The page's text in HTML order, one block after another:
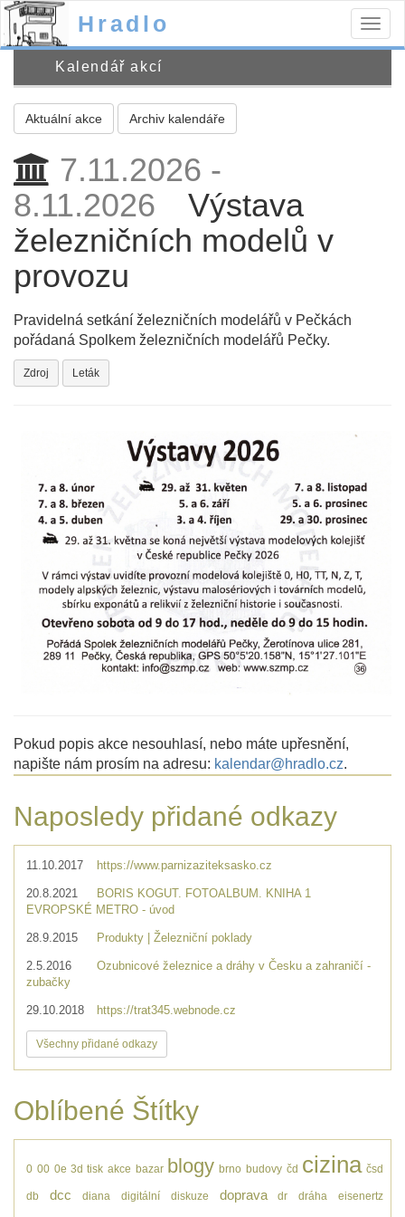
Hradlo
Kalendář akcí
Aktuální akce Archiv kalendáře
7.11.2026 -
8.11.2026
Výstava
železničních modelů v
provozu
Pravidelná setkání železničních modelářů v Pečkách
pořádaná Spolkem železničních modelářů Pečky.
Zdroj Leták
Pokud popis akce nesouhlasí, nebo máte upřesnění,
napište nám prosím na adresu: kalendar@hradlo.cz.
Naposledy přidané odkazy
11.10.2017 https://www.parnizaziteksasko.cz
20.8.2021
BORIS KOGUT. FOTOALBUM. KNIHA 1
EVROPSKÉ METRO - úvod
28.9.2015 Produkty | Železniční poklady
2.5.2016
Ozubnicové železnice a dráhy v Česku a zahraničí -
zubačky
29.10.2018 https://trat345.webnode.cz
Všechny přidané odkazy
Oblíbené Štítky
0 00 0e 3d tisk akce bazar blogy brno budovy čd cizina čsd
db dcc diana digitální diskuze doprava dr dráha eisenertz